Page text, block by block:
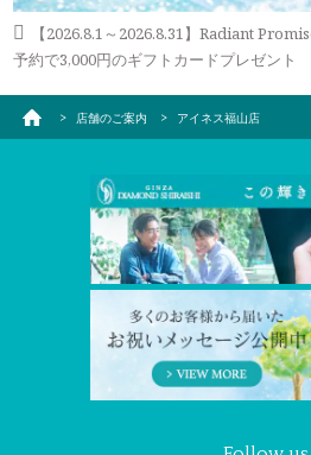
【2026.8.1～2026.8.31】Radiant
予約で3,000円のギフトカードプレゼント
店舗のご案内 アイネス福山店